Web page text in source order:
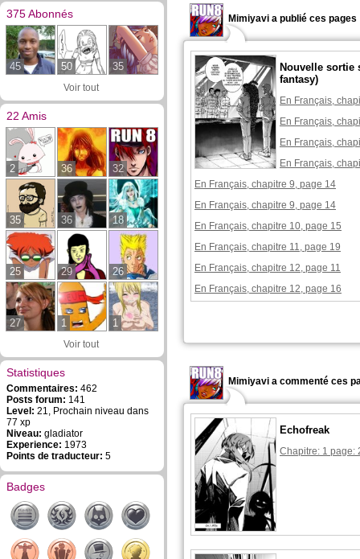
375 Abonnés
45 50 35
Voir tout
22 Amis
2 36 32
35 36 18
25 29 26
27 1 1
Voir tout
Statistiques
Commentaires: 462
Posts forum: 141
Level: 21, Prochain niveau dans
77 xp
Niveau: gladiator
Experience: 1973
Points de traducteur: 5
Badges
Mimiyavi a publié ces pages
Nouvelle sortie
fantasy)
En Français,
En Français,
En Français,
En Français,
En Français, chapitre 9, page 14
En Français, chapitre 9, page 14
En Français, chapitre 10, page 15
En Français, chapitre 11, page 19
En Français, chapitre 12, page 11
En Français, chapitre 12, page 16
Mimiyavi a commenté ces
Echofreak
Chapitre: 1 page: